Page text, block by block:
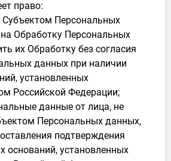
право:
Субъектом Персональных
Обработку Персональных
их Обработку без согласия
данных при наличии
установленных
Российской Федерации;
данные от лица, не
Персональных данных,
подтверждения
оснований, установленных